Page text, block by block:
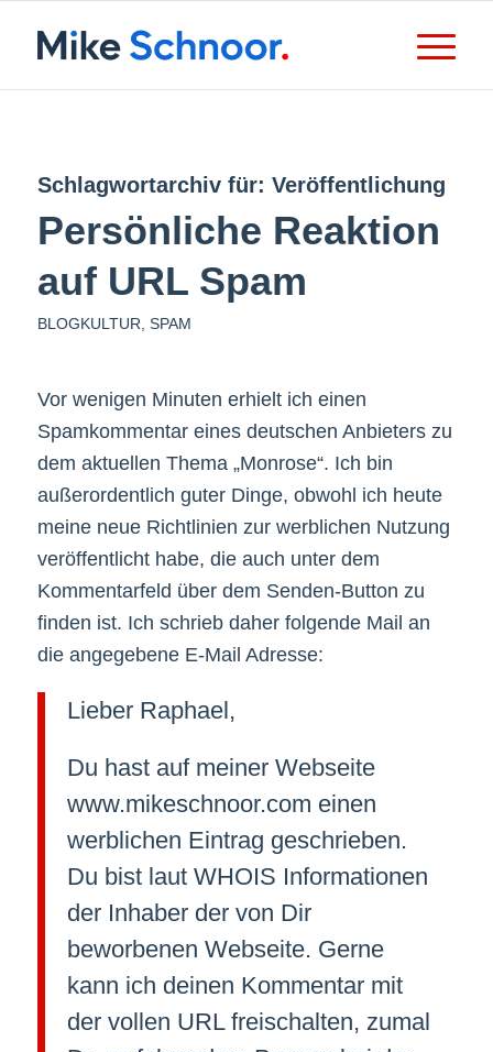
Schlagwortarchiv für: Veröffentlichung
Persönliche Reaktion
auf URL Spam
BLOGKULTUR SPAM
Vor wenigen Minuten erhielt ich einen
Spamkommentar eines deutschen Anbieters zu
dem aktuellen Thema „Monrose“. Ich bin
außerordentlich guter Dinge, obwohl ich heute
meine neue Richtlinien zur werblichen Nutzung
veröffentlicht habe, die auch unter dem
Kommentarfeld über dem Senden-Button zu
finden ist. Ich schrieb daher folgende Mail an
die angegebene E-Mail Adresse:
Lieber Raphael,
Du hast auf meiner Webseite
www.mikeschnoor.com einen
werblichen Eintrag geschrieben.
Du bist laut WHOIS Informationen
der Inhaber der von Dir
beworbenen Webseite. Gerne
kann ich deinen Kommentar mit
der vollen URL freischalten, zumal